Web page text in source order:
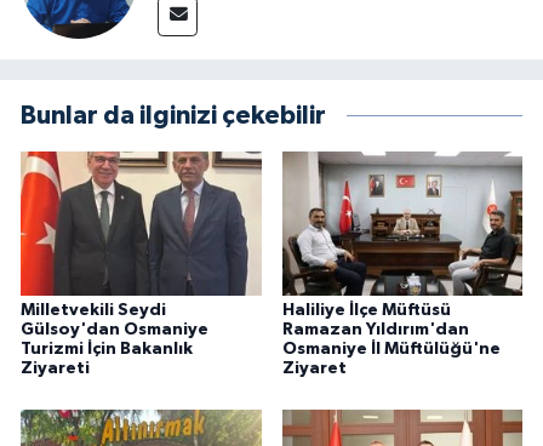
Bunlar da ilginizi çekebilir
Milletvekili Seydi
Gülsoy'dan Osmaniye
Turizmi İçin Bakanlık
Ziyareti
Haliliye İlçe Müftüsü
Ramazan Yıldırım'dan
Osmaniye İl Müftülüğü'ne
Ziyaret